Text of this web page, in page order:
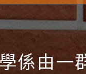
係由一